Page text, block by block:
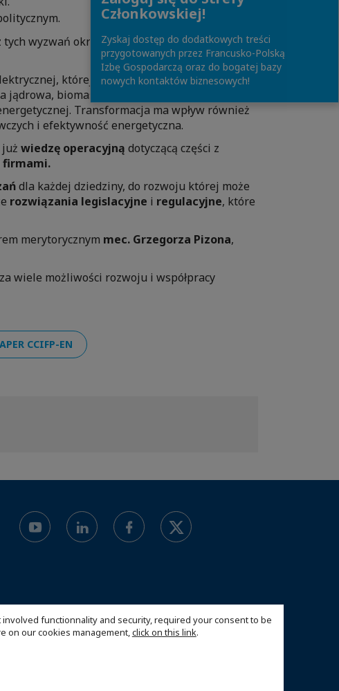
functionnality and security, required your consent to be
on our cookies management,click on this link.
tych wyzwań określacele
której celem jestrozwój
biomasa, biogaz i zielony wodór).
Transformacja ma wpływ również
i efektywność energetyczna.
wiedzę operacyjną dotyczącą części z
firmami.
dla każdej dziedziny, do rozwoju której może
rozwiązania legislacyjne i regulacyjne, które
merytorycznym mec. Grzegorza Pizona,
wiele możliwości rozwoju i współpracy
CCIFP-EN
Członkowskiej!
Zyskaj dostęp do dodatkowych treści
przygotowanych przez Francusko-Polską
Izbę Gospodarczą oraz do bogatej bazy
nowych kontaktów biznesowych!